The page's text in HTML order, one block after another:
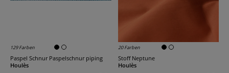
129 Farben
Paspel Schnur Paspelschnur piping
Houlès
20 Farben
Stoff Neptune
Houlès